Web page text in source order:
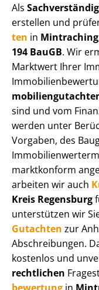
Als
erstellen und
ten in
194 BauGB. Wir
Marktwert Ihrer
sind und vom
werden unter
Vorgaben, des
marktkonform
arbeiten wir auch
Kreis Regensburg
unterstützen wir
Gutachten zur
Abschreibungen.
kostenlos und
rechtlichen